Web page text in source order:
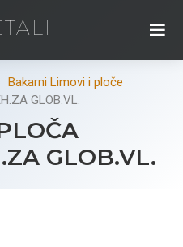
Bakarni Limovi i ploče
GLOB.VL.
GLOB.VL.